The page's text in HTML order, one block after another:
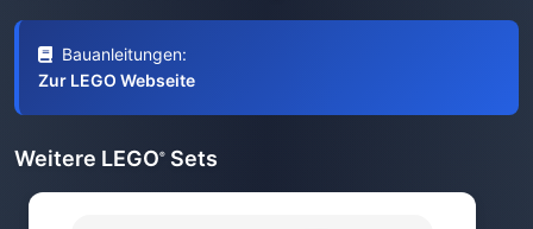
Bauanleitungen:
Zur LEGO Webseite
Weitere LEGO® Sets